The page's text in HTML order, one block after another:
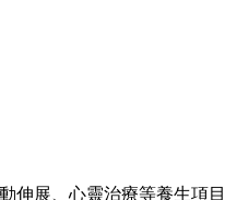
伸展、心靈治療等養生項